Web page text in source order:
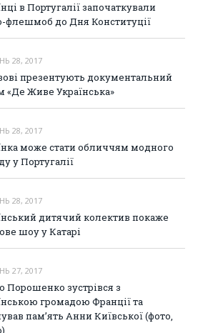
в Португалії започаткували
флешмоб до Дня Конституції
28, 2017
презентують документальний
«Де Живе Українська»
28, 2017
може стати обличчям модного
у Португалії
28, 2017
дитячий колектив покаже
шоу у Катарі
27, 2017
Порошенко зустрівся з
громадою Франції та
пам’ять Анни Київської (фото,